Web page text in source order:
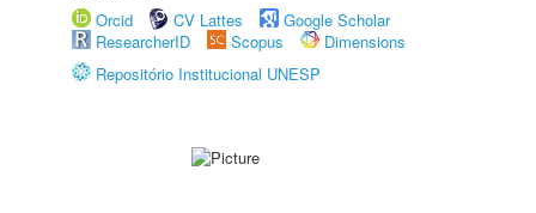
Orcid
CV Lattes
Google Scholar
ResearcherID
Scopus
Dimensions
Repositório Institucional UNESP